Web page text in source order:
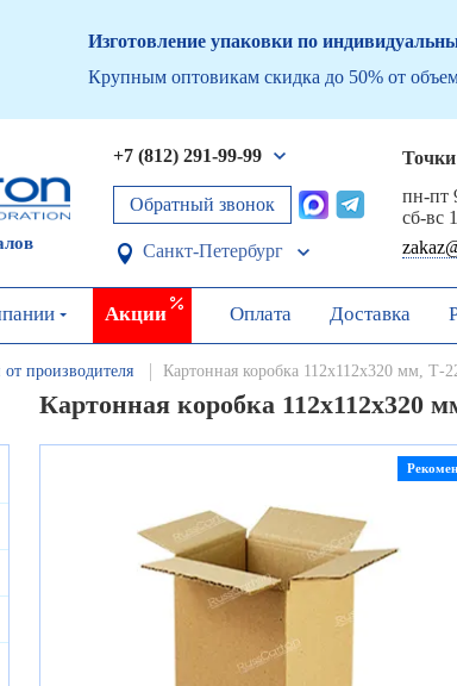
Изготовление упаковки по
Крупным оптовикам скидка до 50% от
+7 (812) 291-99-99
Обратный звонок
Санкт-Петербург
пн-пт
сб-вс
Акции Оплата Доставка
производителя Картонная коробка 112х112х320 мм, Т-
Картонная коробка 112х112х320